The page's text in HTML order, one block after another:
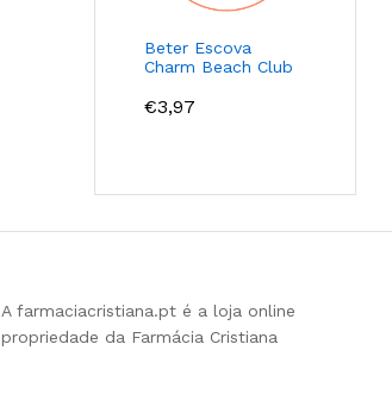
Beter Escova
Charm Beach Club
€3,97
A farmaciacristiana.pt é a loja online
propriedade da Farmácia Cristiana